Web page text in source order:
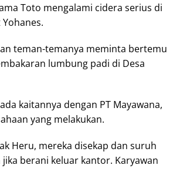
Toto mengalami cidera serius di
teman-temanya meminta bertemu
lumbung padi di Desa
kaitannya dengan PT Mayawana,
yang melakukan.
Heru, mereka disekap dan suruh
berani keluar kantor. Karyawan